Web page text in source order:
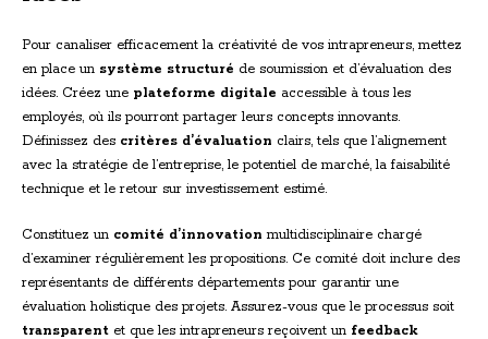
Pour canaliser efficacement la créativité de vos intrapreneurs, mettez
en place un système structuré de soumission et d’évaluation des
idées. Créez une plateforme digitale accessible à tous les
employés, où ils pourront partager leurs concepts innovants.
Définissez des critères d’évaluation clairs, tels que l’alignement
avec la stratégie de l’entreprise, le potentiel de marché, la faisabilité
technique et le retour sur investissement estimé.
Constituez un comité d’innovation multidisciplinaire chargé
d’examiner régulièrement les propositions. Ce comité doit inclure des
représentants de différents départements pour garantir une
évaluation holistique des projets. Assurez-vous que le processus soit
transparent et que les intrapreneurs reçoivent un feedback